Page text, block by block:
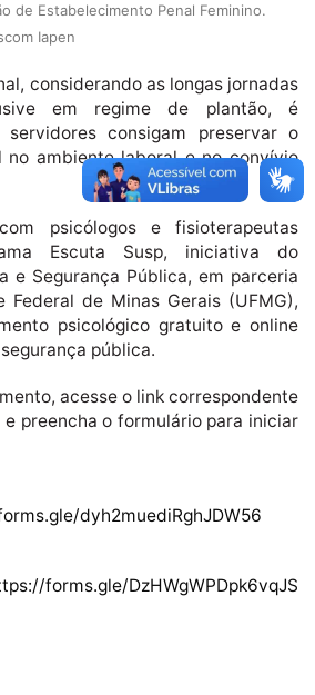
de Estabelecimento Penal Feminino.
Iapen
considerando as longas jornadas
em regime de plantão, é
consigam preservar o
no ambiente laboral e no convívio
psicólogos e fisioterapeutas
Escuta Susp, iniciativa do
e Segurança Pública, em parceria
Federal de Minas Gerais (UFMG),
psicológico gratuito e online
pública.
acesse o link correspondente
preencha o formulário para iniciar
dyh2muediRghJDW56
forms.gle/DzHWgWPDpk6vqJS